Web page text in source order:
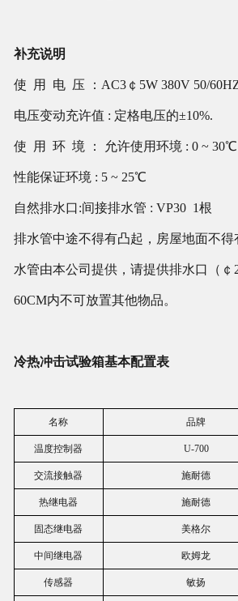
补充说明
使 用 电 压 ：AC3￠5W 380V 50/
电压变动充许值 : 定格电压的±10%.
使 用 环 境 ： 允许使用环境 : 0 ~ 30℃
性能保证环境 : 5 ~ 25℃
自然排水口:间接排水管 : VP30 1根
排水管中途不得有凸起，房屋地面不
水管由本公司提供，请提供排水口（￠
60CM内不可放置其他物品。
冷热冲击试验箱基本配置表
名称 品牌
温度控制器 U-700
交流接触器 施耐德
热继电器 施耐德
固态继电器 美格尔
中间继电器 欧姆龙
传感器 敏扬